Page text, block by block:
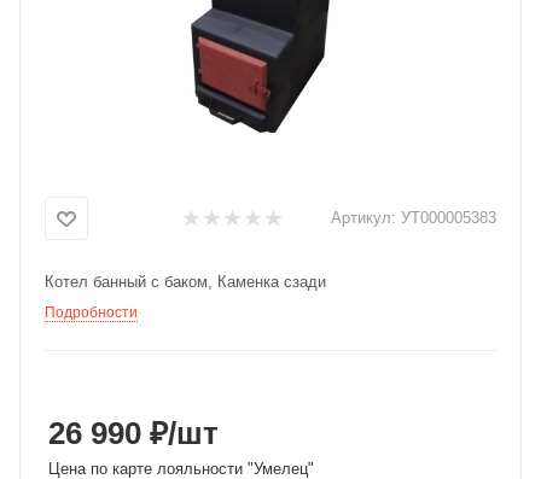
Артикул: УТ000005383
Котел банный с баком, Каменка сзади
Подробности
26 990 ₽/шт
Цена по карте лояльности "Умелец"
Добавляйте товары
выбранный способом
по25%каждые 2 недели